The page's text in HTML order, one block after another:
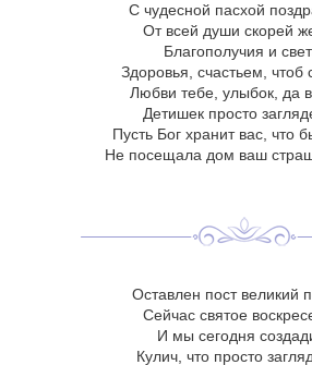
С чудесной пасхой
От всей души скорей
Благополучия и
Здоровья, счастьем, чтоб
Любви тебе, улыбок, да
Детишек просто
Пусть Бог хранит вас, что
Не посещала дом ваш
Оставлен пост великий
Сейчас святое
И мы сегодня
Кулич, что просто